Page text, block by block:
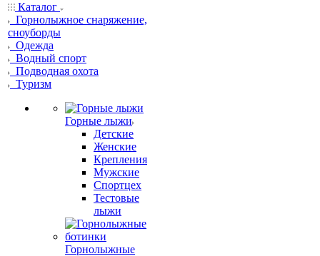
Каталог
Горнолыжное снаряжение,
сноуборды
Одежда
Водный спорт
Подводная охота
Туризм
Горные лыжи
Детские
Женские
Крепления
Мужские
Спортцех
Тестовые
лыжи
Горнолыжные